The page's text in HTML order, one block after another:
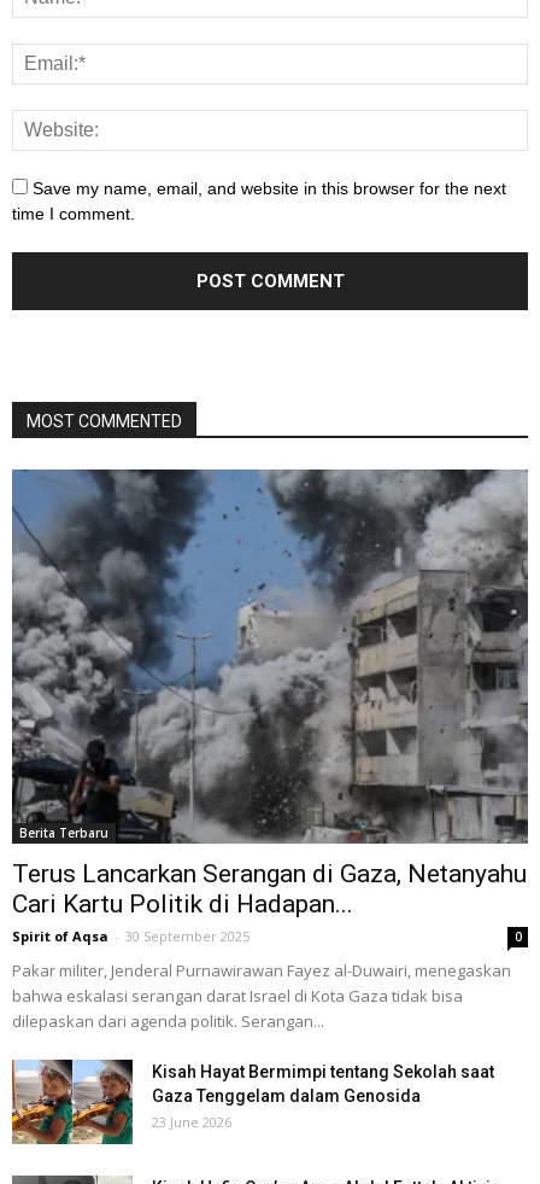
Save my name, email, and website in this browser for the next
time I comment.
MOST COMMENTED
Berita Terbaru
Terus Lancarkan Serangan di Gaza, Netanyahu
Cari Kartu Politik di Hadapan...
Spirit of Aqsa - 30 September 2025 0
Pakar militer, Jenderal Purnawirawan Fayez al-Duwairi, menegaskan
bahwa eskalasi serangan darat Israel di Kota Gaza tidak bisa
dilepaskan dari agenda politik. Serangan...
Kisah Hayat Bermimpi tentang Sekolah saat
Gaza Tenggelam dalam Genosida
23 June 2026